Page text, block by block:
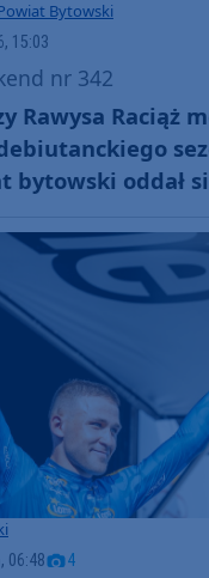
Bytowski
15:03
nr 342
Rawysa Raciąż
bytowski oddał
06:48 4